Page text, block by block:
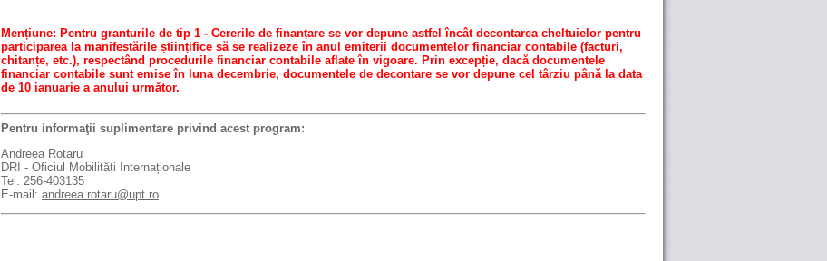
Mențiune: Pentru granturile de tip 1 - Cererile de finanțare se vor depune astfel încât decontarea cheltuielor pentru
participarea la manifestările științifice să se realizeze în anul emiterii documentelor financiar contabile (facturi,
chitanțe, etc.), respectând procedurile financiar contabile aflate în vigoare. Prin excepție, dacă documentele
financiar contabile sunt emise în luna decembrie, documentele de decontare se vor depune cel târziu până la data
de 10 ianuarie a anului următor.
Pentru informaţii suplimentare privind acest program:
Andreea Rotaru
DRI - Oficiul Mobilități Internaționale
Tel: 256-403135
E-mail: andreea.rotaru@upt.ro